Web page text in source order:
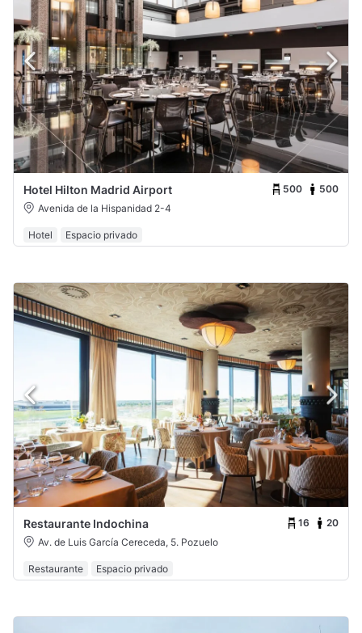
Hotel Hilton Madrid Airport 500
500
Avenida de la Hispanidad 2-4
Hotel Espacio privado
Restaurante Indochina 16
20
Av. de Luis García Cereceda, 5. Pozuelo
Restaurante Espacio privado